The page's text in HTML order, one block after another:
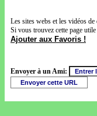
Les sites webs et les vidéos
Si vous trouvez cette page
Ajouter aux Favoris !
Envoyer à un Ami: